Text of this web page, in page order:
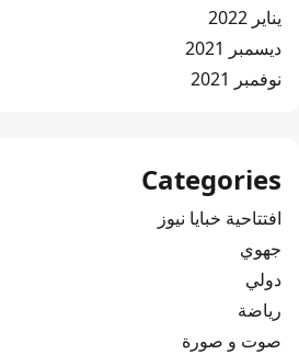
يناير 2022
ديسمبر 2021
نوفمبر 2021
Categories
افتتاحية خبايا نيوز
جهوي
دولي
رياضة
صوت و صورة